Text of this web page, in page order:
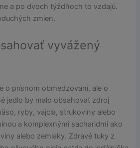
a po dvoch týždňoch to vzdajú.
zmien.
vyvážený
o prísnom obmedzovaní, ale o
jedlo by malo obsahovať zdroj
ryby, vajcia, strukoviny alebo
a komplexnými sacharidmi ako
alebo zemiaky. Zdravé tuky z